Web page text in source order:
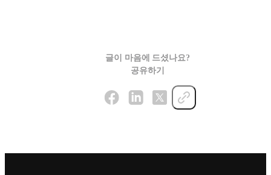
글이 마음에 드셨나요?
공유하기